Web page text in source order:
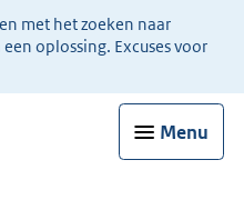
met het zoeken naar
oplossing. Excuses voor
Menu